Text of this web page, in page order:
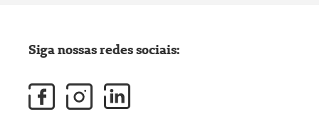
Siga nossas redes sociais: